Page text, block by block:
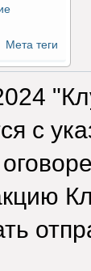
Мета теги
с